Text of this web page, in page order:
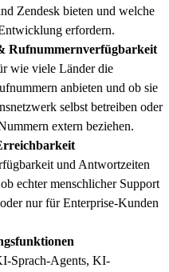
Zendesk bieten und welche
erfordern.
Rufnummernverfügbarkeit
wie viele Länder die
anbieten und ob sie
selbst betreiben oder
extern beziehen.
und Antwortzeiten
echter menschlicher Support
nur für Enterprise-Kunden
Sprach-Agents, KI-